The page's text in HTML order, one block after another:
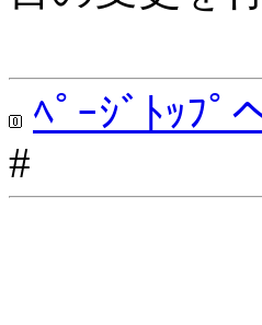
ﾍﾟｰｼﾞﾄｯﾌﾟ
#